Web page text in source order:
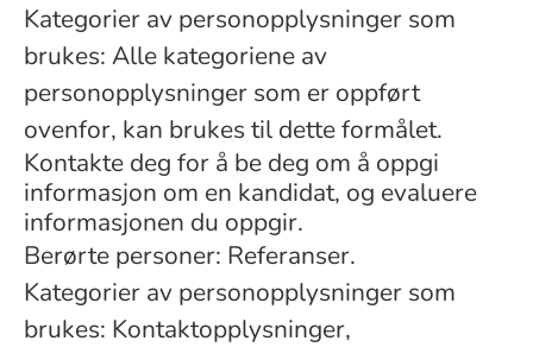
Kategorier av personopplysninger som
brukes: Alle kategoriene av
personopplysninger som er oppført
ovenfor, kan brukes til dette formålet.
Kontakte deg for å be deg om å oppgi
informasjon om en kandidat, og evaluere
informasjonen du oppgir.
Berørte personer: Referanser.
Kategorier av personopplysninger som
brukes: Kontaktopplysninger,